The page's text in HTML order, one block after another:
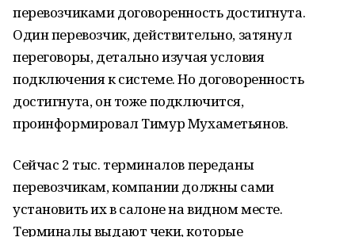
перевозчиками договоренность достигнута.
Один перевозчик, действительно, затянул
переговоры, детально изучая условия
подключения к системе. Но договоренность
достигнута, он тоже подключится,
проинформировал Тимур Мухаметьянов.
Сейчас 2 тыс. терминалов переданы
перевозчикам, компании должны сами
установить их в салоне на видном месте.
Терминалы выдают чеки, которые